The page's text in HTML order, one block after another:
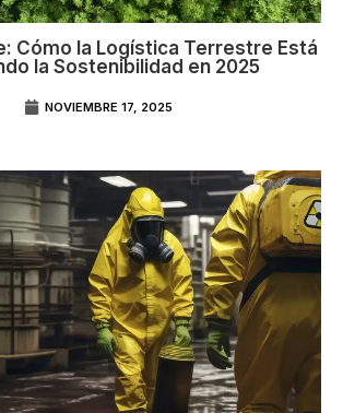
Cómo la Logística Terrestre Está
la Sostenibilidad en 2025
NOVIEMBRE 17, 2025